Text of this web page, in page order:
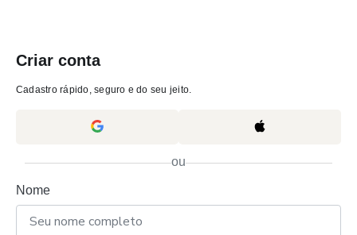
Criar conta
Cadastro rápido, seguro e do seu jeito.
ou
Nome